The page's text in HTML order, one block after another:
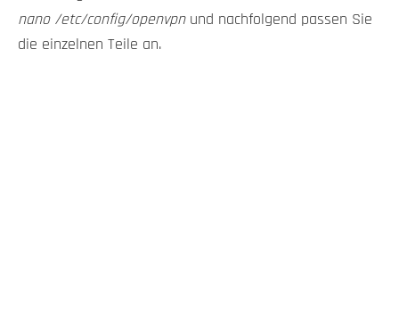
nano /etc/config/openvpnund nachfolgend passen Sie
die einzelnen Teile an.